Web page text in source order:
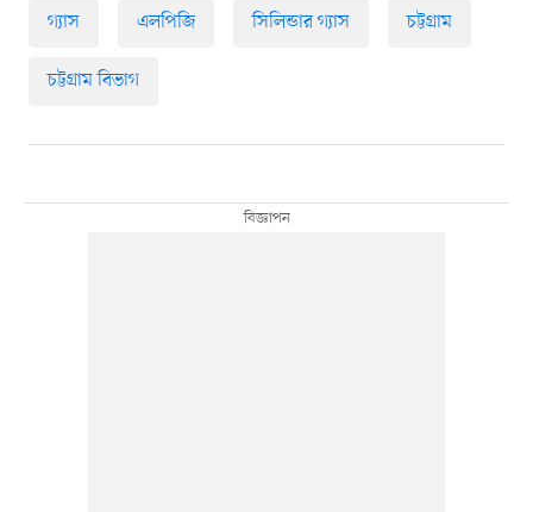
গ্যাস এলপিজি সিলিন্ডার গ্যাস চট্টগ্রাম
চট্টগ্রাম বিভাগ